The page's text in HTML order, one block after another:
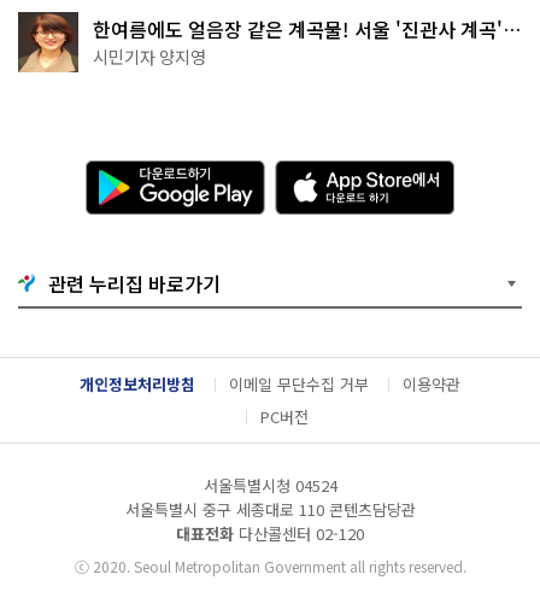
한여름에도 얼음장 같은 계곡물! 서울 '진관사 계곡'이
천국이네~
시민기자 양지영
다
운
로
기
G
o
g
l
e
l
A
p
p
e
서
다
운
드
관련 누리집 바로가기
개인정보처리방침 이메일 무단수집 거부
이용약관
PC버전
서울특별시청 04524
서울특별시 중구 세종대로 110 콘텐츠담당관
대표전화 다산콜센터 02-120
ⓒ2020. Seoul Metropolitan Government all rights reserved.